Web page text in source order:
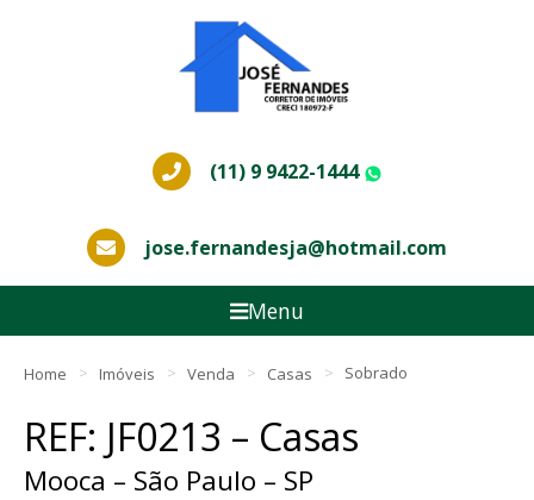
(11) 9 9422-1444
jose.fernandesja@hotmail.com
Menu
Home Imóveis Venda Casas Sobrado
REF: JF0213 – Casas
Mooca – São Paulo – SP